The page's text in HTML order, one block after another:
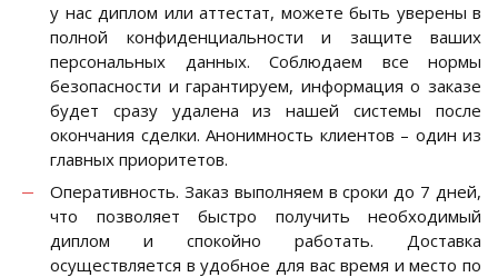
у нас диплом или аттестат, можете быть уверены в
полной конфиденциальности и защите ваших
персональных данных. Соблюдаем все нормы
безопасности и гарантируем, информация о заказе
будет сразу удалена из нашей системы после
окончания сделки. Анонимность клиентов – один из
главных приоритетов.
Оперативность. Заказ выполняем в сроки до 7 дней,
что позволяет быстро получить необходимый
диплом и спокойно работать. Доставка
осуществляется в удобное для вас время и место по